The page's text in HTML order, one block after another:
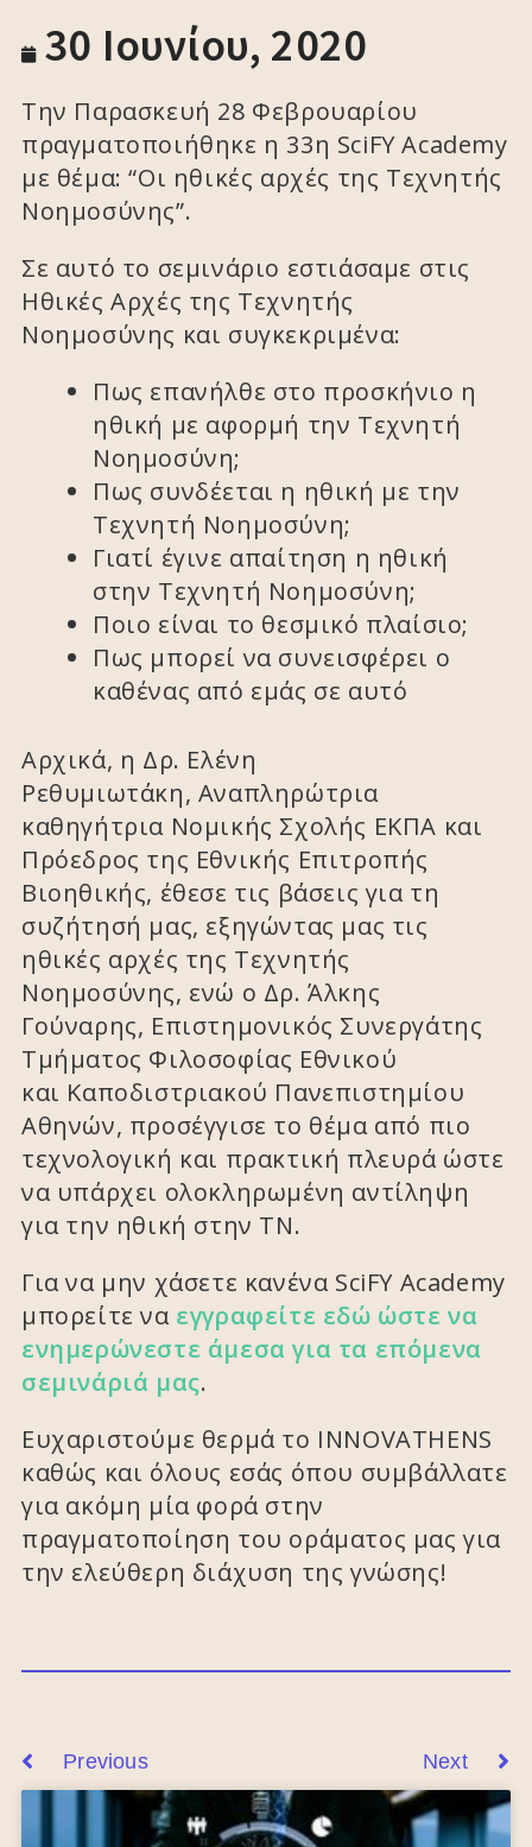
30 Ιουνίου, 2020
Την Παρασκευή 28 Φεβρουαρίου
πραγματοποιήθηκε η 33η SciFY Academy
με θέμα: “Οι ηθικές αρχές της Τεχνητής
Νοημοσύνης”.
Σε αυτό το σεμινάριο εστιάσαμε στις
Ηθικές Αρχές της Τεχνητής
Νοημοσύνης και συγκεκριμένα:
Πως επανήλθε στο προσκήνιο η
ηθική με αφορμή την Τεχνητή
Νοημοσύνη;
Πως συνδέεται η ηθική με την
Τεχνητή Νοημοσύνη;
Γιατί έγινε απαίτηση η ηθική
στην Τεχνητή Νοημοσύνη;
Ποιο είναι το θεσμικό πλαίσιο;
Πως μπορεί να συνεισφέρει ο
καθένας από εμάς σε αυτό
Αρχικά, η Δρ. Ελένη
Ρεθυμιωτάκη, Αναπληρώτρια
καθηγήτρια Νομικής Σχολής ΕΚΠΑ και
Πρόεδρος της Εθνικής Επιτροπής
Βιοηθικής, έθεσε τις βάσεις για τη
συζήτησή μας, εξηγώντας μας τις
ηθικές αρχές της Τεχνητής
Νοημοσύνης, ενώ ο Δρ. Άλκης
Γούναρης, Επιστημονικός Συνεργάτης
Τμήματος Φιλοσοφίας Εθνικού
και Καποδιστριακού Πανεπιστημίου
Αθηνών, προσέγγισε το θέμα από πιο
τεχνολογική και πρακτική πλευρά ώστε
να υπάρχει ολοκληρωμένη αντίληψη
για την ηθική στην ΤΝ.
Για να μην χάσετε κανένα SciFY Academy
μπορείτε να εγγραφείτε εδώ ώστε να
ενημερώνεστε άμεσα για τα επόμενα
σεμινάριά μας.
Ευχαριστούμε θερμά το INNOVATHENS
καθώς και όλους εσάς όπου συμβάλλατε
για ακόμη μία φορά στην
πραγματοποίηση του οράματος μας για
την ελεύθερη διάχυση της γνώσης!
Previous Next